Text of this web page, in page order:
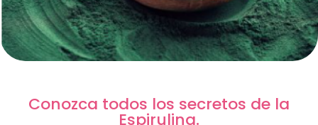
Conozca todos los secretos de la
Espirulina.